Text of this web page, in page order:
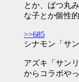
とか、ばつ丸
な子とか個性
>>685
シナモン「サ
アズキ「サン
からコラボや